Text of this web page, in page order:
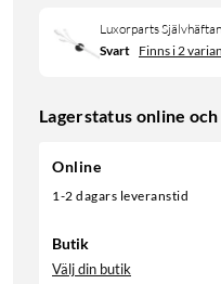
Luxorparts
Svart Finns i 2
Lagerstatus online
Online
1-2 dagars leveranstid
Butik
Välj din butik